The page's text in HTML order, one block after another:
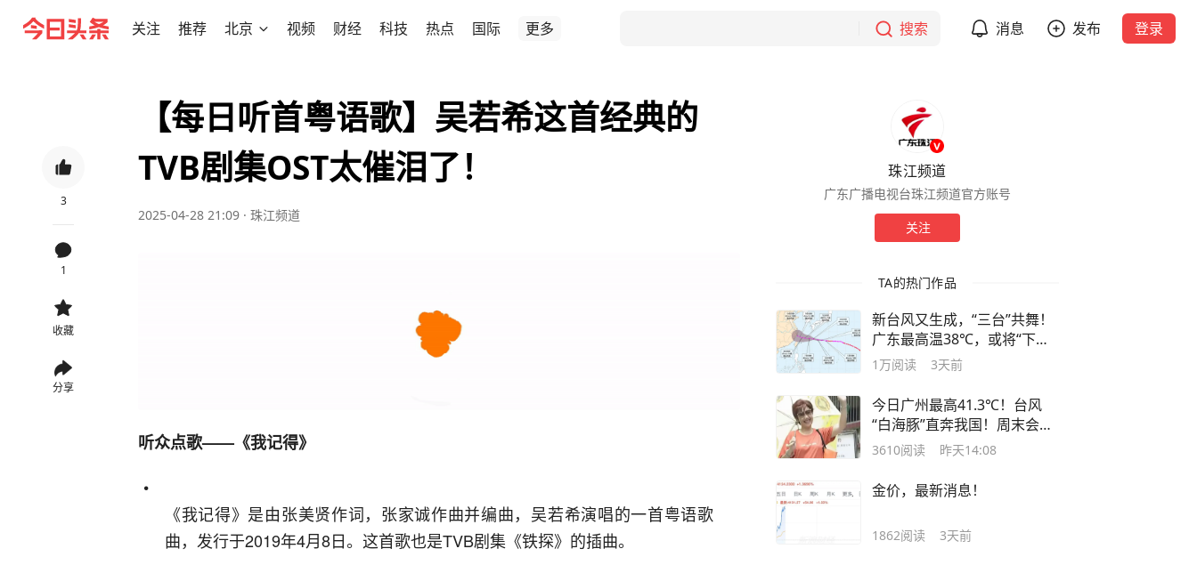
关注 推荐 北京 视频 财经 科技 热点 国际 更多 搜索 消息 发布 登录
3
1
收藏
分享
【每日听首粤语歌】吴若希这首经典的
TVB剧集OST太催泪了！
2025-04-28 21:09 · 珠江频道
听众点歌——《我记得》
《我记得》是由张美贤作词，张家诚作曲并编曲，吴若希演唱的一首粤语歌
曲，发行于2019年4月8日。这首歌也是TVB剧集《铁探》的插曲。
珠江频道
广东广播电视台珠江频道官方账号
关注
TA的热门作品
新台风又生成，“三台”共舞！
广东最高温38℃，或将“下开
水”！广州闷热感明显上升
1万阅读 3天前
今日广州最高41.3℃！台风
“白海豚”直奔我国！周末会下
雨吗？这些立秋靓汤，太合时
3610阅读 昨天14:08
金价，最新消息！
1862阅读 3天前